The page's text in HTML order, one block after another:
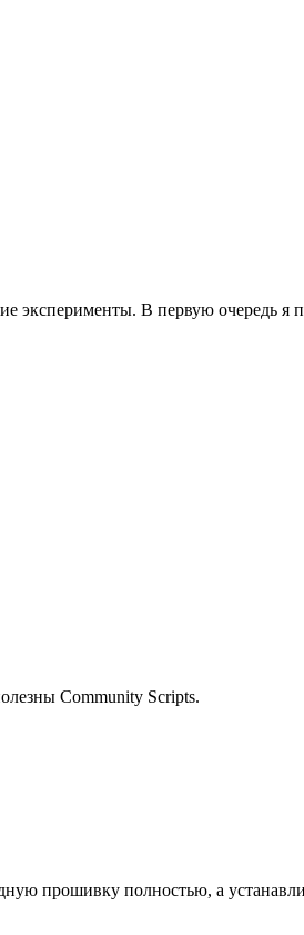
эксперименты. В первую очередь я
Community Scripts.
прошивку полностью, а